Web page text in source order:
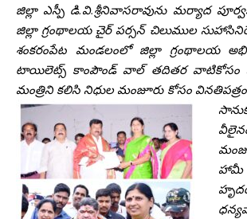
జిల్లా ఎస్పీ డి.వి.శ్రీనివాసరావును మర్యాద
జిల్లా గ్రంథాలయ చైర్ పర్సన్ చిలుముల
శంకరంపేట మండలంలో జిల్లా గ్రంథాలయ
టాయిలెట్స్ కాంపౌండ్ వాల్ తదితర వాటికోసం
మంత్రిని కలిసి నిధుల మంజూరు కోసం